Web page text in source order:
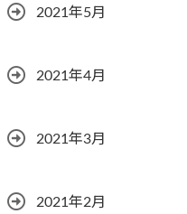
2021年5月
2021年4月
2021年3月
2021年2月